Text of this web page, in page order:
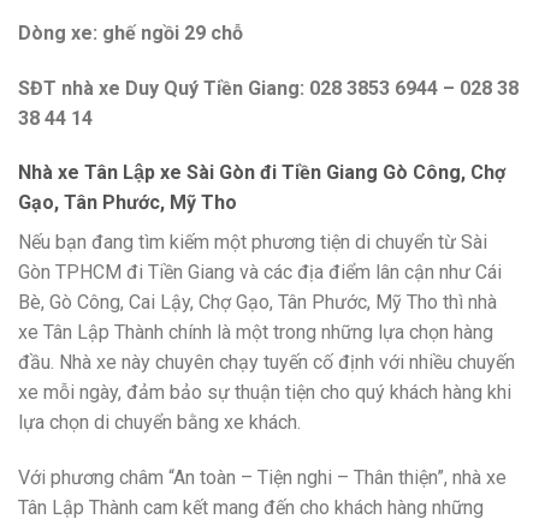
Dòng xe: ghế ngồi 29 chỗ
SĐT nhà xe Duy Quý Tiền Giang: 028 3853 6944 – 028 38
38 44 14
Nhà xe Tân Lập xe Sài Gòn đi Tiền Giang Gò Công, Chợ
Gạo, Tân Phước, Mỹ Tho
Nếu bạn đang tìm kiếm một phương tiện di chuyển từ Sài
Gòn TPHCM đi Tiền Giang và các địa điểm lân cận như Cái
Bè, Gò Công, Cai Lậy, Chợ Gạo, Tân Phước, Mỹ Tho thì nhà
xe Tân Lập Thành chính là một trong những lựa chọn hàng
đầu. Nhà xe này chuyên chạy tuyến cố định với nhiều chuyến
xe mỗi ngày, đảm bảo sự thuận tiện cho quý khách hàng khi
lựa chọn di chuyển bằng xe khách.
Với phương châm “An toàn – Tiện nghi – Thân thiện”, nhà xe
Tân Lập Thành cam kết mang đến cho khách hàng những